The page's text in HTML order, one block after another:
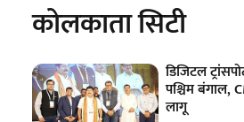
कोलकाता सिटी
डिजिटल
पश्चिम बंगाल,
लागू